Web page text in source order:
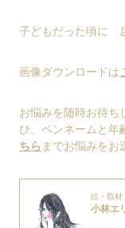
子どもだった頃に
画像ダウンロードは
お悩みを随時お待ち
ひ、ペンネームと年
ちら までお悩みをお
絵・取材
小林エ